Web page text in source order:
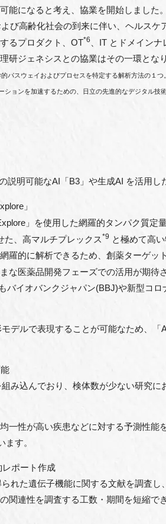
能になると考え、協業を開始しました。
び⾼齢化社会の到来に伴い、ヘルスケ
るプロダクト、OT*6 、IT とドメイン
研ジェネシスとの協業はその⼀環となり
パスウェイおよびプロセスを特定する解析⽅法の１つ。
ョンを加速するための、⽇⽴の先進的なデジタル
明可能なAI「B3」や⽣成AI を活⽤し
」
」を使⽤した網羅的タンパク質定
た、⾼マルチプレックス*9 と極めて⾼
羅的に解析できるため、創薬ターゲ
な医薬品開発フェーズでの活⽤が期待
イオバンクジャパン(BBJ)や新型コロ
デルで表現することが可能なため、
み込んでおり、検体数が少ない研究に
性が⾼い疾患などに対する予測性能
す。
ポート作成
れた遺伝⼦機能に関する⽂献を調査
関連性を調査する⼯数・期間を短縮でき